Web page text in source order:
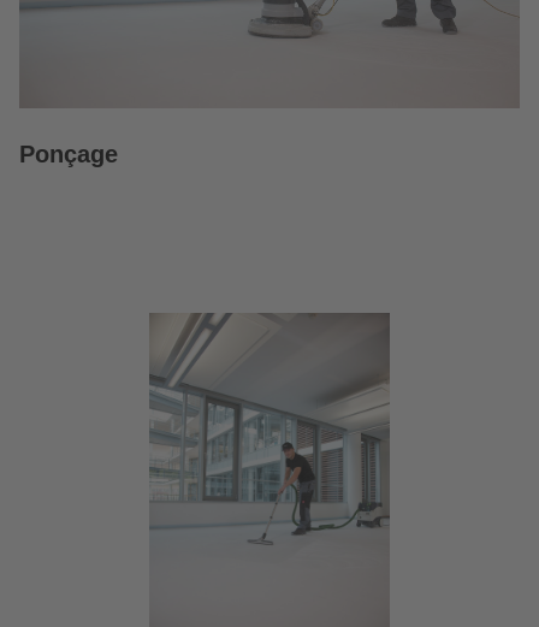
Ponçage